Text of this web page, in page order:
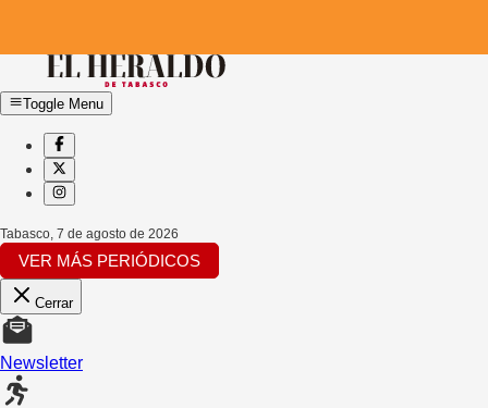
Toggle Menu
Tabasco, 7 de agosto de 2026
VER MÁS PERIÓDICOS
Cerrar
Newsletter